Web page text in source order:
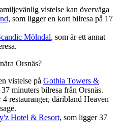
vistelse kan överväga
, som ligger en kort bilresa på 17
Mölndal, som är ett annat
Orsnäs?
vistelse på Gothia Towers &
minuters bilresa från Orsnäs.
restauranger, däribland Heaven
Hotel & Resort, som ligger 37